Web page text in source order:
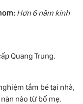
Hơn 6 năm kinh
Quang Trung.
tắm bé tại nhà,
nào từ bố mẹ.